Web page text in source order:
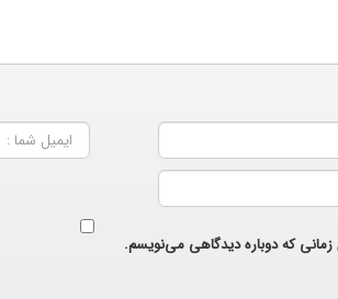
زمانی که دوباره دیدگاهی می‌نویسم.